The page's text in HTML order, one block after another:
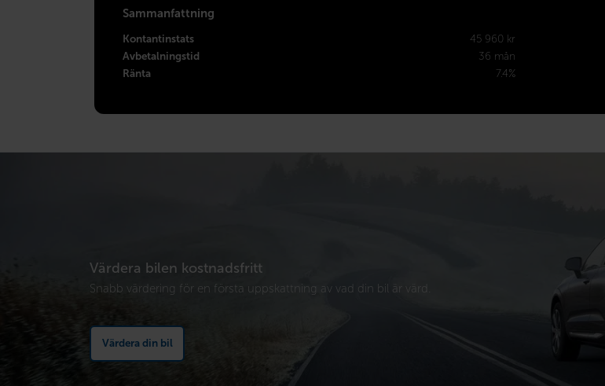
Sammanfattning
Kontantinstats
45 960 kr
Avbetalningstid
36 mån
Ränta
7.4%
Värdera bilen kostnadsfritt
Snabb värdering för en första uppskattning av vad din bil är värd.
Värdera din bil